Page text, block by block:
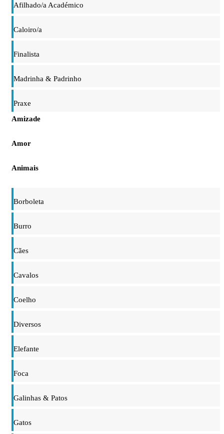
Afilhado/a Académico
Caloiro/a
Finalista
Madrinha & Padrinho
Praxe
Amizade
Amor
Animais
Borboleta
Burro
Cães
Cavalos
Coelho
Diversos
Elefante
Foca
Galinhas & Patos
Gatos